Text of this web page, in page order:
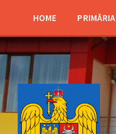
sidebar
sidebar
HOME PRIMĂRIA